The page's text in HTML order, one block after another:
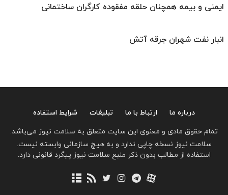
ایمنی و بیمه همچنان حلقه مفقوده کارگران ساختمانی
انبار نفت شهران جرقه آتش
درباره ما ارتباط با ما تبلیغات
شرایط استفاده
تمام حقوق مادی و معنوی این سایت متعلق به سلامت نیوز می‌باشد.
سلامت نیوز نسخه چاپی ندارد و به هیچ سازمانی وابسته نیست.
استفاده از مطالب بدون ذکر منبع سلامت نیوز پیگرد قانونی دارد.